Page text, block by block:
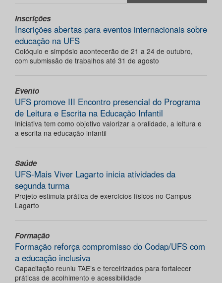
Inscrições
Inscrições abertas para eventos internacionais sobre
educação na UFS
Colóquio e simpósio acontecerão de 21 a 24 de outubro,
com submissão de trabalhos até 31 de agosto
Evento
UFS promove III Encontro presencial do Programa
de Leitura e Escrita na Educação Infantil
Iniciativa tem como objetivo valorizar a oralidade, a leitura e
a escrita na educação infantil
Saúde
UFS-Mais Viver Lagarto inicia atividades da
segunda turma
Projeto estimula prática de exercícios físicos no Campus
Lagarto
Formação
Formação reforça compromisso do Codap/UFS com
a educação inclusiva
Capacitação reuniu TAE’s e terceirizados para fortalecer
práticas de acolhimento e acessibilidade